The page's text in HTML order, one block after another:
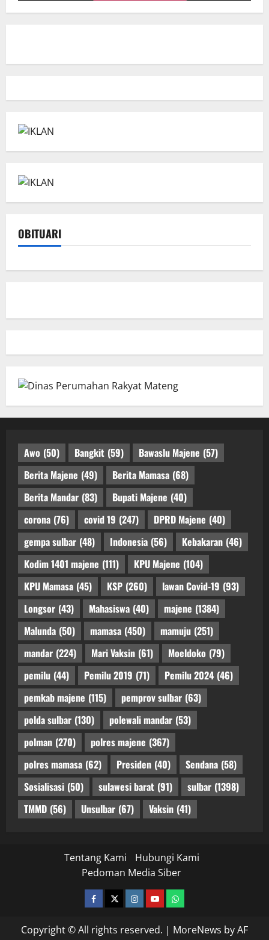
OBITUARI
Awo (50) Bangkit (59) Bawaslu Majene (57)
Berita Majene (49) Berita Mamasa (68)
Berita Mandar (83) Bupati Majene (40)
corona (76) covid 19 (247) DPRD Majene (40)
gempa sulbar (48) Indonesia (56) Kebakaran (46)
Kodim 1401 majene (111) KPU Majene (104)
KPU Mamasa (45) KSP (260) lawan Covid-19 (93)
Longsor (43) Mahasiswa (40) majene (1384)
Malunda (50) mamasa (450) mamuju (251)
mandar (224) Mari Vaksin (61) Moeldoko (79)
pemilu (44) Pemilu 2019 (71) Pemilu 2024 (46)
pemkab majene (115) pemprov sulbar (63)
polda sulbar (130) polewali mandar (53)
polman (270) polres majene (367)
polres mamasa (62) Presiden (40) Sendana (58)
Sosialisasi (50) sulawesi barat (91) sulbar (1398)
TMMD (56) Unsulbar (67) Vaksin (41)
Tentang Kami
Hubungi Kami
Pedoman Media Siber
facebooktwitterinstagram.com
youtubewhatsapp
Copyright © All rights reserved. | MoreNews by AF